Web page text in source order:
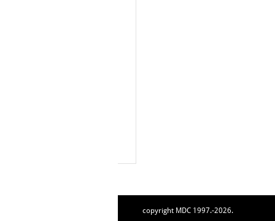
copyright MDC 1997.-2026.